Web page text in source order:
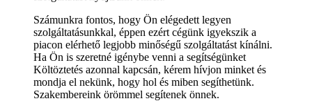
Számunkra fontos, hogy Ön elégedett legyen
szolgáltatásunkkal, éppen ezért cégünk igyekszik a
piacon elérhető legjobb minőségű szolgáltatást kínálni.
Ha Ön is szeretné igénybe venni a segítségünket
Költöztetés azonnal kapcsán, kérem hívjon minket és
mondja el nekünk, hogy hol és miben segíthetünk.
Szakembereink örömmel segítenek önnek.